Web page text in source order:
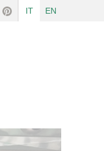
IT EN